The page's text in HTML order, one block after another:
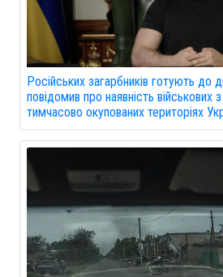
Російських загарбників готують до
повідомив про наявність військових
тимчасово окупованих територіях